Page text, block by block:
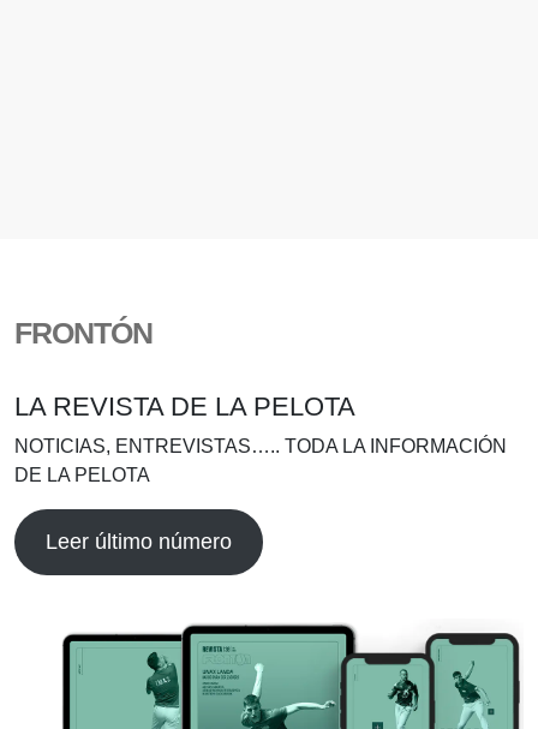
FRONTÓN
LA REVISTA DE LA PELOTA
NOTICIAS, ENTREVISTAS….. TODA LA INFORMACIÓN
DE LA PELOTA
Leer último número